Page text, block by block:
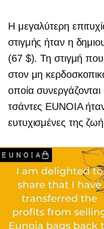
Η μεγαλύτερη
στιγμής ήταν η
(67 $). Τη στιγμή
στον μη
οποία συνεργάζονται
τσάντες EUNOIA
ευτυχισμένες της